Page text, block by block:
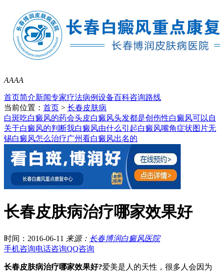
AAAA
首页简介新闻专家疗法病例设备百科咨询路线
当前位置： 首页 > 长春皮肤病
白斑吃白癜风的药会头皮白癜风头发都是创伤性白癜风可以自
关于白癜风的判断我白癜风由什么引起白癜风嘴角症状图片无
锡白癜风怎么治疗广州看白癜风出名的
长春皮肤病治疗哪家效果好
时间：2016-06-11 来源： 长春博润白癜风医院
手机咨询电话咨询QQ咨询
长春皮肤病治疗哪家效果好?爱美是人的天性，很多人会因为